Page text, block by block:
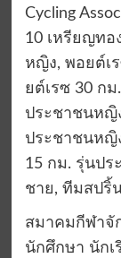
Cycling
10 เหรียญท
หญิง, พอยต์เ
ยต์เรซ 30 ก
ประชาชนหญิ
ประชาชนหญิ
15 กม. รุ่นป
ชาย, ทีมสปริ้
สมาคมกีฬาจั
นักศึกษา นัก